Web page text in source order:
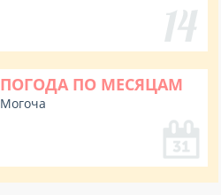
ПОГОДА ПО МЕСЯЦАМ
Могоча